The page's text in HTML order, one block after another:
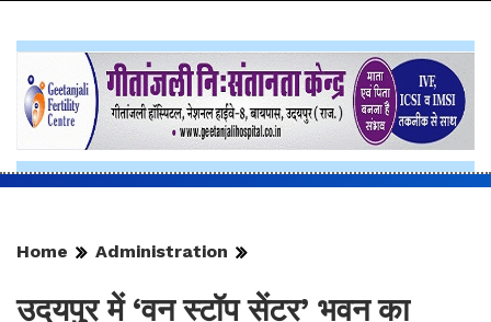
Home Administration
उदयपुर में ‘वन स्टॉप सेंटर’ भवन का